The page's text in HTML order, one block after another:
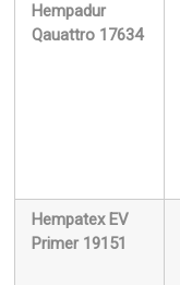
Hempadur
Qauattro 17634
Hempatex EV
Primer 19151